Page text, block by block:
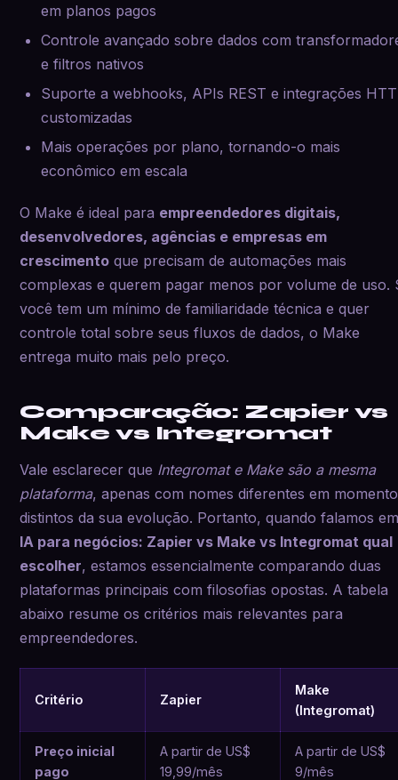
em planos pagos
Controle avançado sobre dados com
e filtros nativos
Suporte a webhooks, APIs REST e integrações
customizadas
Mais operações por plano, tornando-o mais
econômico em escala
O Make é ideal para empreendedores digitais,
desenvolvedores, agências e empresas em
crescimento que precisam de automações mais
complexas e querem pagar menos por volume de uso.
você tem um mínimo de familiaridade técnica e quer
controle total sobre seus fluxos de dados, o Make
entrega muito mais pelo preço.
Comparação: Zapier vs
Make vs Integromat
Vale esclarecer que Integromat e Make são a mesma
plataforma, apenas com nomes diferentes em
distintos da sua evolução. Portanto, quando falamos
IA para negócios: Zapier vs Make vs Integromat qual
escolher, estamos essencialmente comparando duas
plataformas principais com filosofias opostas. A tabela
abaixo resume os critérios mais relevantes para
empreendedores.
Critério Zapier
Make
(Integromat)
Preço inicial
pago
A partir de US$
19,99/mês
A partir de US$
9/mês